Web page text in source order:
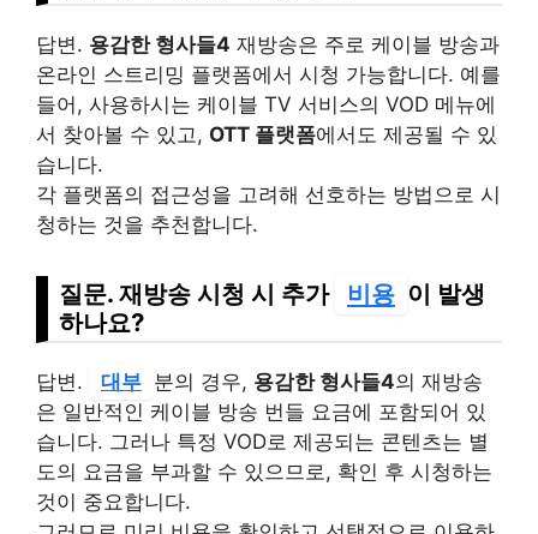
답변. 용감한 형사들4 재방송은 주로 케이블 방송과
온라인 스트리밍 플랫폼에서 시청 가능합니다. 예를
들어, 사용하시는 케이블 TV 서비스의 VOD 메뉴에
서 찾아볼 수 있고, OTT 플랫폼에서도 제공될 수 있
습니다.
각 플랫폼의 접근성을 고려해 선호하는 방법으로 시
청하는 것을 추천합니다.
질문. 재방송 시청 시 추가 비용 이 발생
하나요?
답변. 대부 분의 경우, 용감한 형사들4의 재방송
은 일반적인 케이블 방송 번들 요금에 포함되어 있
습니다. 그러나 특정 VOD로 제공되는 콘텐츠는 별
도의 요금을 부과할 수 있으므로, 확인 후 시청하는
것이 중요합니다.